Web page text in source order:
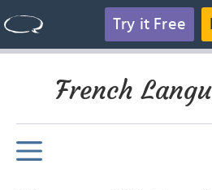
Try it Free
French